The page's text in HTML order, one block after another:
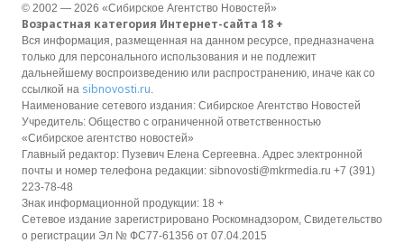
© 2002 — 2026 «Сибирское Агентство Новостей»
Возрастная категория Интернет-сайта 18 +
Вся информация, размещенная на данном ресурсе, предназначена
только для персонального использования и не подлежит
дальнейшему воспроизведению или распространению, иначе как со
ссылкой на sibnovosti.ru
Наименование сетевого издания: Сибирское Агентство Новостей
Учредитель: Общество с ограниченной ответственностью
«Сибирское агентство новостей»
Главный редактор: Пузевич Елена Сергеевна. Адрес электронной
почты и номер телефона редакции: sibnovosti@mkrmedia.ru +7 (391)
223-78-48
Знак информационной продукции: 18 +
Сетевое издание зарегистрировано Роскомнадзором, Свидетельство
о регистрации Эл № ФС77-61356 от 07.04.2015